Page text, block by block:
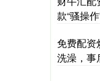
款“骚操
免费配资
洗澡，事